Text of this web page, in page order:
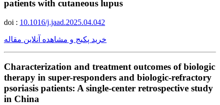
patients with cutaneous lupus
doi : 10.1016/j.jaad.2025.04.042
خرید پکیج و مشاهده آنلاین مقاله
Characterization and treatment outcomes of biologic
therapy in super-responders and biologic-refractory
psoriasis patients: A single-center retrospective study
in China